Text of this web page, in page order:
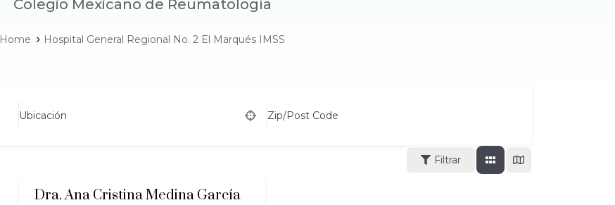
Colegio Mexicano de Reumatología
Home Hospital General Regional No. 2 El Marqués IMSS
Ubicación Zip/Post Code
Filtrar
Dra. Ana Cristina Medina García